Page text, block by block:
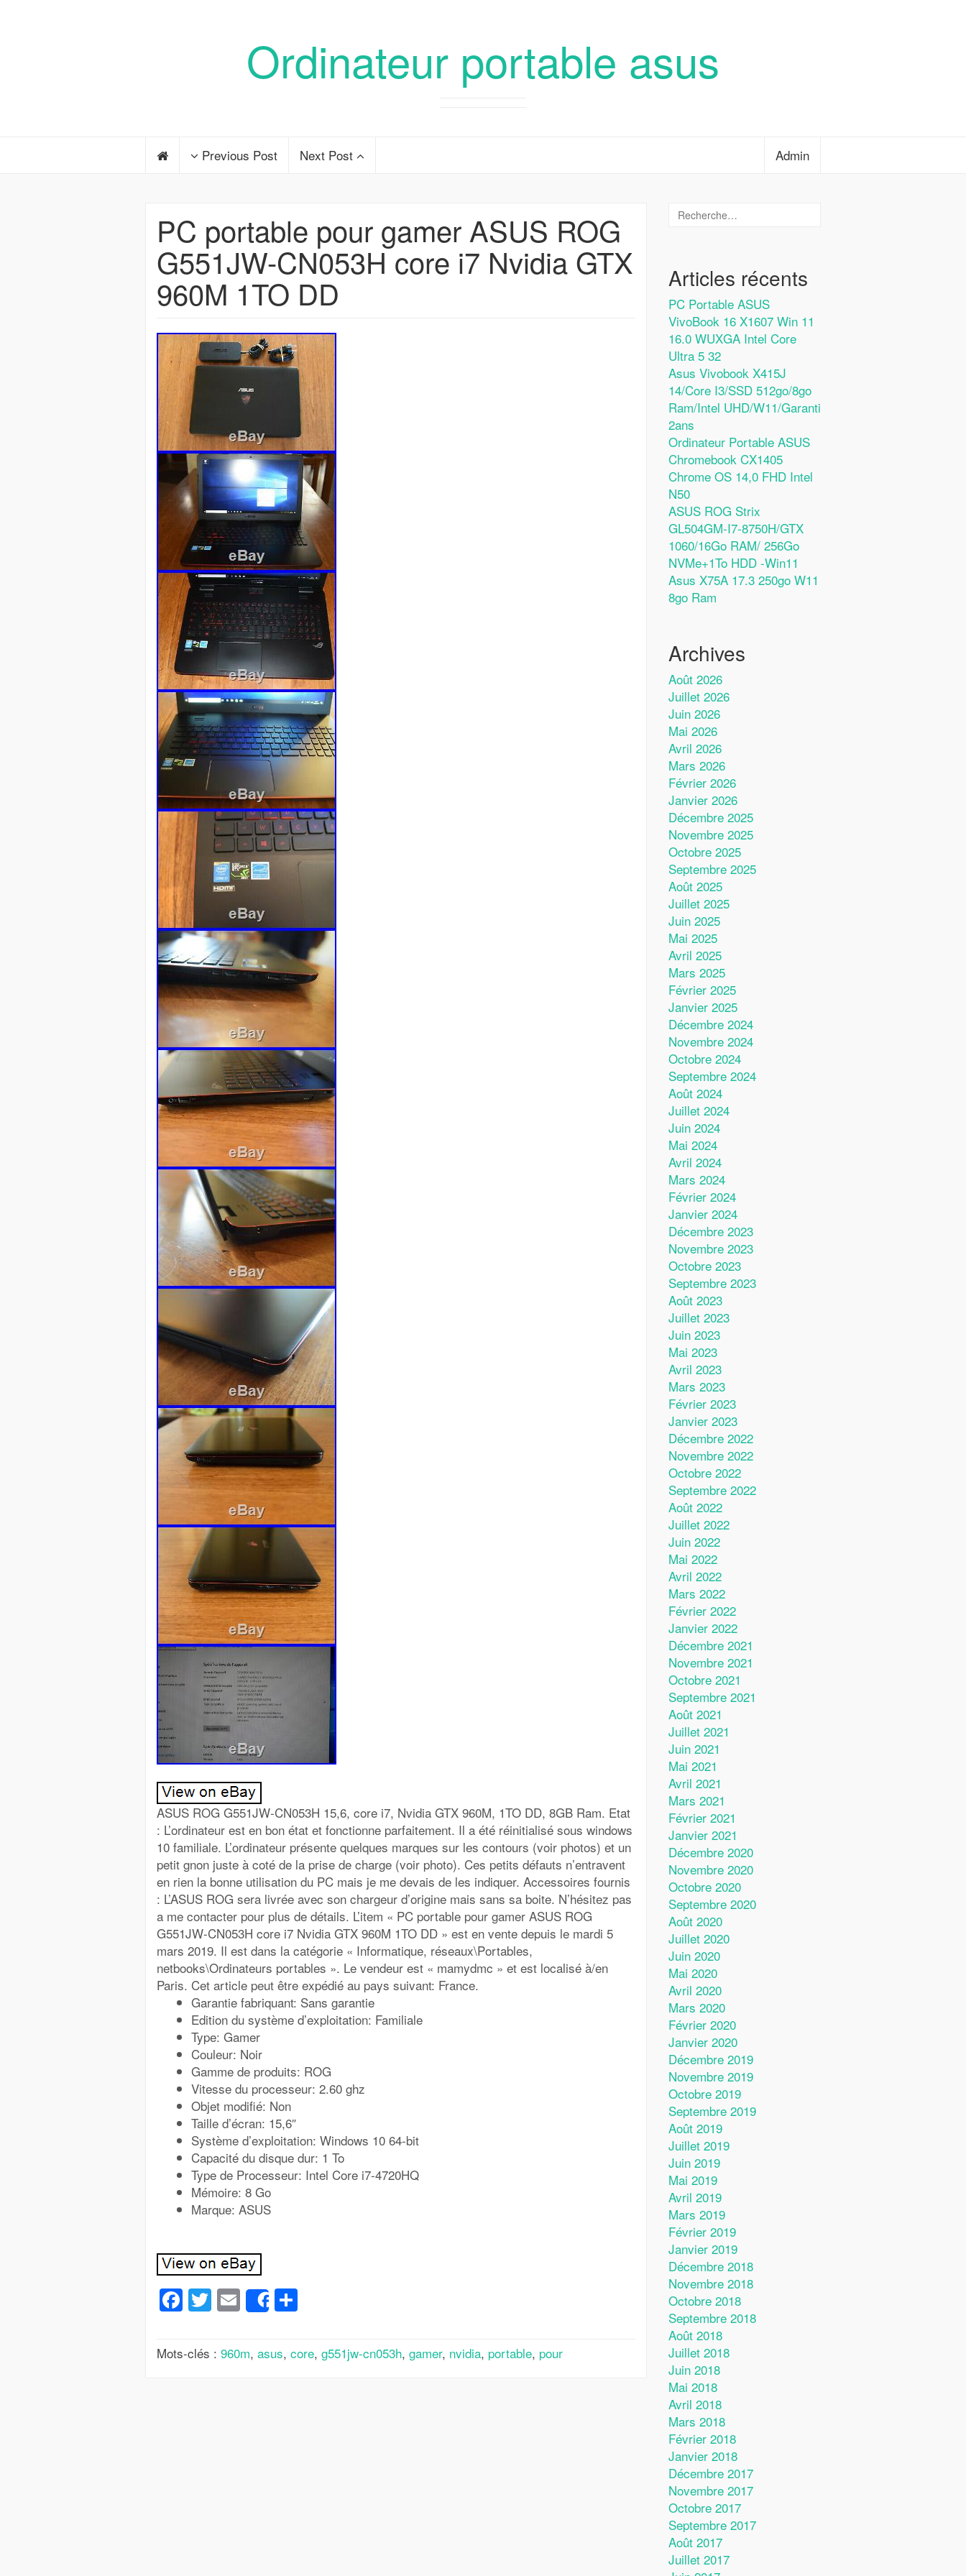
Ordinateur portable asus
Previous Post Next Post Admin
PC portable pour gamer ASUS ROG
G551JW-CN053H core i7 Nvidia GTX
960M 1TO DD
ASUS ROG G551JW-CN053H 15,6, core i7, Nvidia GTX 960M, 1TO DD, 8GB Ram. Etat
: L’ordinateur est en bon état et fonctionne parfaitement. Il a été réinitialisé sous windows
10 familiale. L’ordinateur présente quelques marques sur les contours (voir photos) et un
petit gnon juste à coté de la prise de charge (voir photo). Ces petits défauts n’entravent
en rien la bonne utilisation du PC mais je me devais de les indiquer. Accessoires fournis
: L’ASUS ROG sera livrée avec son chargeur d’origine mais sans sa boite. N’hésitez pas
a me contacter pour plus de détails. L’item « PC portable pour gamer ASUS ROG
G551JW-CN053H core i7 Nvidia GTX 960M 1TO DD » est en vente depuis le mardi 5
mars 2019. Il est dans la catégorie « Informatique, réseaux\Portables,
netbooks\Ordinateurs portables ». Le vendeur est « mamydmc » et est localisé à/en
Paris. Cet article peut être expédié au pays suivant: France.
Garantie fabriquant: Sans garantie
Edition du système d’exploitation: Familiale
Type: Gamer
Couleur: Noir
Gamme de produits: ROG
Vitesse du processeur: 2.60 ghz
Objet modifié: Non
Taille d’écran: 15,6″
Système d’exploitation: Windows 10 64-bit
Capacité du disque dur: 1 To
Type de Processeur: Intel Core i7-4720HQ
Mémoire: 8 Go
Marque: ASUS
Facebook
Twitter
Email
Share
Mots-clés : 960m, asus, core, g551jw-cn053h, gamer, nvidia, portable, pour
Articles récents
PC Portable ASUS
VivoBook 16 X1607 Win 11
16.0 WUXGA Intel Core
Ultra 5 32
Asus Vivobook X415J
14/Core I3/SSD 512go/8go
Ram/Intel UHD/W11/Garanti
2ans
Ordinateur Portable ASUS
Chromebook CX1405
Chrome OS 14,0 FHD Intel
N50
ASUS ROG Strix
GL504GM-I7-8750H/GTX
1060/16Go RAM/ 256Go
NVMe+1To HDD -Win11
Asus X75A 17.3 250go W11
8go Ram
Archives
Août 2026
Juillet 2026
Juin 2026
Mai 2026
Avril 2026
Mars 2026
Février 2026
Janvier 2026
Décembre 2025
Novembre 2025
Octobre 2025
Septembre 2025
Août 2025
Juillet 2025
Juin 2025
Mai 2025
Avril 2025
Mars 2025
Février 2025
Janvier 2025
Décembre 2024
Novembre 2024
Octobre 2024
Septembre 2024
Août 2024
Juillet 2024
Juin 2024
Mai 2024
Avril 2024
Mars 2024
Février 2024
Janvier 2024
Décembre 2023
Novembre 2023
Octobre 2023
Septembre 2023
Août 2023
Juillet 2023
Juin 2023
Mai 2023
Avril 2023
Mars 2023
Février 2023
Janvier 2023
Décembre 2022
Novembre 2022
Octobre 2022
Septembre 2022
Août 2022
Juillet 2022
Juin 2022
Mai 2022
Avril 2022
Mars 2022
Février 2022
Janvier 2022
Décembre 2021
Novembre 2021
Octobre 2021
Septembre 2021
Août 2021
Juillet 2021
Juin 2021
Mai 2021
Avril 2021
Mars 2021
Février 2021
Janvier 2021
Décembre 2020
Novembre 2020
Octobre 2020
Septembre 2020
Août 2020
Juillet 2020
Juin 2020
Mai 2020
Avril 2020
Mars 2020
Février 2020
Janvier 2020
Décembre 2019
Novembre 2019
Octobre 2019
Septembre 2019
Août 2019
Juillet 2019
Juin 2019
Mai 2019
Avril 2019
Mars 2019
Février 2019
Janvier 2019
Décembre 2018
Novembre 2018
Octobre 2018
Septembre 2018
Août 2018
Juillet 2018
Juin 2018
Mai 2018
Avril 2018
Mars 2018
Février 2018
Janvier 2018
Décembre 2017
Novembre 2017
Octobre 2017
Septembre 2017
Août 2017
Juillet 2017